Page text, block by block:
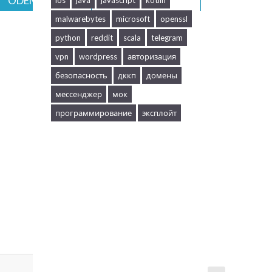
malwarebytes
microsoft
openssl
python
reddit scala
telegram
vpn
wordpress
авторизация
безопасность
дккп
домены
мессенджер
мок
программирование
эксплойт